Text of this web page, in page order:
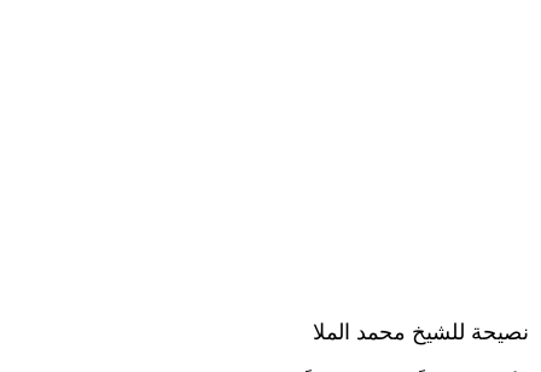
نصيحة للشيخ محمد الملا